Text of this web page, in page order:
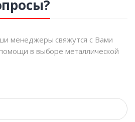
менеджеры свяжутся с Вами
в выборе металлической